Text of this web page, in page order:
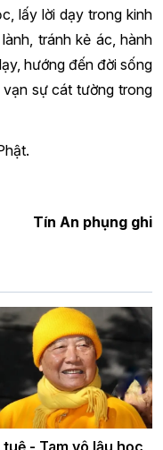
lấy lời dạy trong kinh
tránh kẻ ác, hành
hướng đến đời sống
sự cát tường trong
Tín An phụng ghi